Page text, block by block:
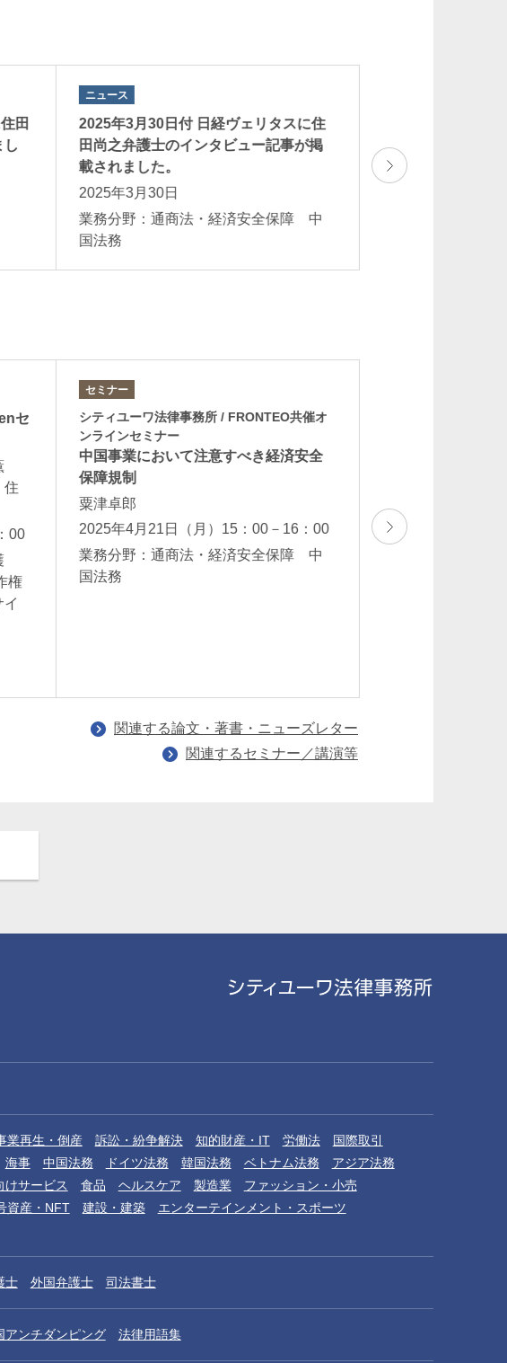
田
し
ニュース
2025年3月30日付 日経ヴェリタスに住
田尚之弁護士のインタビュー記事が掲
載されました。
2025年3月30日
業務分野：通商法・経済安全保障 中
国法務
郎弁護士のコメン
た。
セ
00
権
セミナー
シティユーワ法律事務所 / FRONTEO共催オ
ンラインセミナー
中国事業において注意すべき経済安全
保障規制
粟津卓郎
2025年4月21日（月）15：00－16：00
業務分野：通商法・経済安全保障 中
国法務
粟津卓郎
2024年7月23日（
関連する論文・著書・ニューズレター
関連するセミナー／講演等
業再生・倒産 訴訟・紛争解決 知的財産・IT 労働法
国際取引
海事 中国法務 ドイツ法務 韓国法務 ベトナム法務
アジア法務
けサービス 食品 ヘルスケア 製造業
ファッション・小売
資産・NFT 建設・建築
エンターテインメント・スポーツ
士 外国弁護士 司法書士
アンチダンピング 法律用語集